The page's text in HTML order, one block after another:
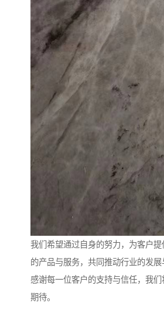
我们希望通过自身的努力，为客户
的产品与服务，共同推动行业的发展
感谢每一位客户的支持与信任，我们
期待。